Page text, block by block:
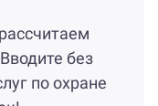
без
по охране